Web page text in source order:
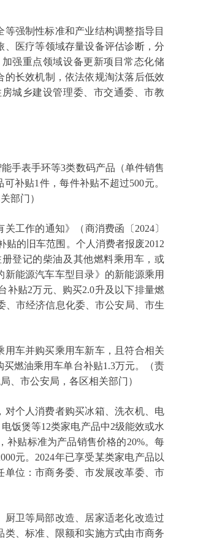
强制性标准和产业结构调整指导目
医疗等领域存量设备评估诊断，分
强重点领域设备更新项目常态化储
长效机制，依法依规淘汰落后低效
城乡建设管理委、市交通委、市教
手表手环等3类数码产品（单件销售
补贴1件，每件补贴不超过500元。
部门）
工作的通知》（商消费函〔2024〕
的旧车范围。个人消费者报废2012
登记的柴油及其他燃料乘用车，或
新能源汽车车型目录》的新能源乘用
补贴2万元、购买2.0升及以下排量燃
、市经济信息化委、市公安局、市生
车并购买乘用车新车，且符合相关
燃油乘用车单台补贴1.3万元。（责
、市公安局，各区相关部门）
个人消费者购买冰箱、洗衣机、电
饭煲等12类家电产品中2级能效或水
补贴标准为产品销售价格的20%。每
元。2024年已享受某类家电产品以
单位：市商务委、市发展改革委、市
卫等局部改造、居家适老化改造过
、标准、限额和实施方式由市商务